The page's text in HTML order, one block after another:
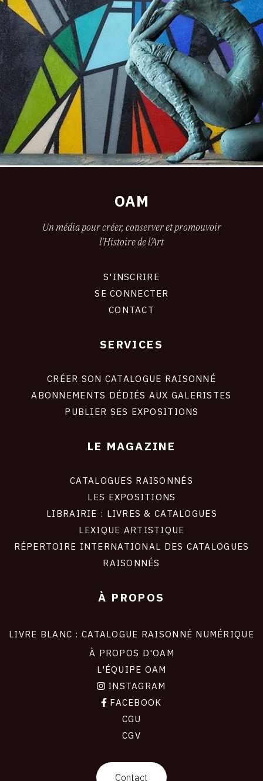
OAM
Un média pour créer, conserver et promouvoir
l'Histoire de l'Art
S'INSCRIRE
SE CONNECTER
CONTACT
SERVICES
CRÉER SON CATALOGUE RAISONNÉ
ABONNEMENTS DÉDIÉS AUX GALERISTES
PUBLIER SES EXPOSITIONS
LE MAGAZINE
CATALOGUES RAISONNÉS
LES EXPOSITIONS
LIBRAIRIE : LIVRES & CATALOGUES
LEXIQUE ARTISTIQUE
RÉPERTOIRE INTERNATIONAL DES CATALOGUES
RAISONNÉS
À PROPOS
LIVRE BLANC : CATALOGUE RAISONNÉ NUMÉRIQUE
À PROPOS D'OAM
L'ÉQUIPE OAM
INSTAGRAM
FACEBOOK
CGU
CGV
Contact